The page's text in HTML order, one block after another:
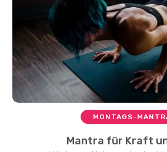
MONTAGS-
Mantra für Kraft